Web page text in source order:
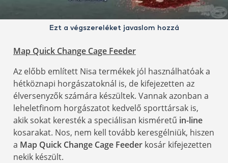
Ezt a végszereléket javaslom hozzá
Map Quick Change Cage Feeder
Az előbb említett Nisa termékek jól használhatóak a
hétköznapi horgászatoknál is, de kifejezetten az
élversenyzők számára készültek. Vannak azonban a
leheletfinom horgászatot kedvelő sporttársak is,
akik sokat keresték a speciálisan kisméretű in-line
kosarakat. Nos, nem kell tovább keresgélniük, hiszen
a Map Quick Change Cage Feeder kosár kifejezetten
nekik készült.